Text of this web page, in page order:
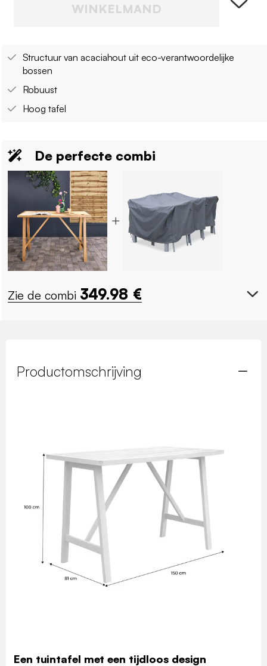
WINKELMAND
Structuur van acaciahout uit eco-verantwoordelijke
bossen
Robuust
Hoog tafel
De perfecte combi
Zie de combi 349.98 €
Productomschrijving
Een tuintafel met een tijdloos design